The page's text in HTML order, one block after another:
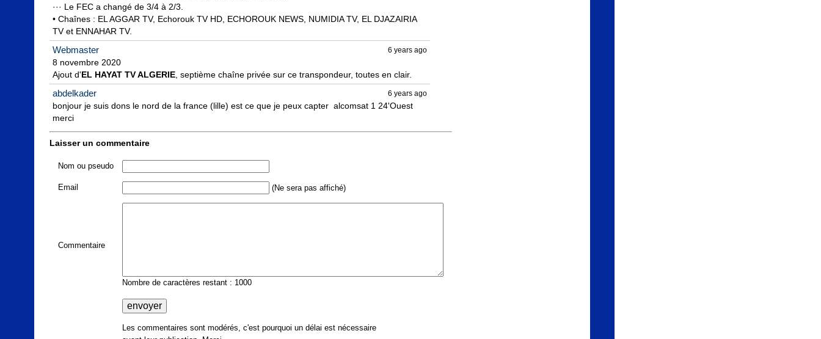
··· Le FEC a changé de 3/4 à 2/3.
• Chaînes : EL AGGAR TV, Echorouk TV HD, ECHOROUK NEWS, NUMIDIA TV, EL DJAZAIRIA
TV et ENNAHAR TV.
6 years ago
Webmaster
8 novembre 2020
Ajout d'EL HAYAT TV ALGERIE , septième chaîne privée sur ce transpondeur, toutes en clair.
6 years ago
abdelkader
bonjour je suis dons le nord de la france (lille) est ce que je peux capter  alcomsat 1 24'Ouest
merci
Laisser un commentaire
Nom ou pseudo
Email (Ne sera pas affiché)
Commentaire
Nombre de caractères restant : 1000
Les commentaires sont modérés, c'est pourquoi un délai est nécessaire